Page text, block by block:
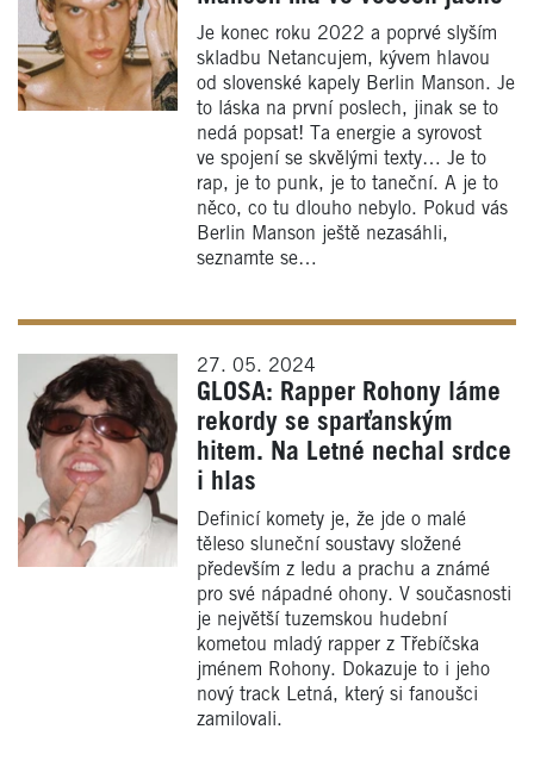
Je konec roku 2022 a poprvé slyším
skladbu Netancujem, kývem hlavou
od slovenské kapely Berlin Manson. Je
to láska na první poslech, jinak se to
nedá popsat! Ta energie a syrovost
ve spojení se skvělými texty… Je to
rap, je to punk, je to taneční. A je to
něco, co tu dlouho nebylo. Pokud vás
Berlin Manson ještě nezasáhli,
seznamte se…
27. 05. 2024
GLOSA: Rapper Rohony láme
rekordy se sparťanským
hitem. Na Letné nechal srdce
i hlas
Definicí komety je, že jde o malé
těleso sluneční soustavy složené
především z ledu a prachu a známé
pro své nápadné ohony. V současnosti
je největší tuzemskou hudební
kometou mladý rapper z Třebíčska
jménem Rohony. Dokazuje to i jeho
nový track Letná, který si fanoušci
zamilovali.